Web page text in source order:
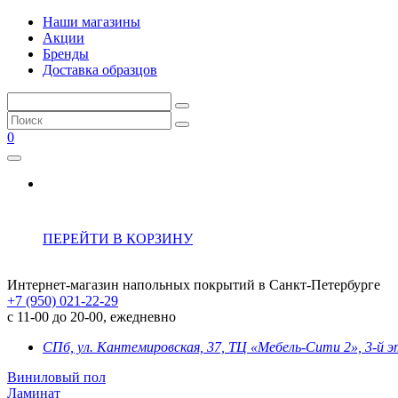
Наши магазины
Акции
Бренды
Доставка образцов
0
ПЕРЕЙТИ В КОРЗИНУ
Интернет-магазин напольных покрытий в Санкт-Петербурге
+7 (950) 021-22-29
с 11-00 до 20-00, ежедневно
СПб, ул. Кантемировская, 37, ТЦ «Мебель-Сити 2», 3-й
Виниловый пол
Ламинат